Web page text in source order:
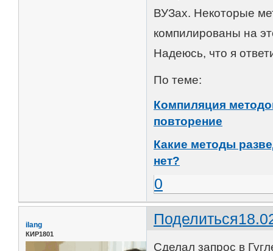
ВУЗах. Некоторые
компилированы на
Надеюсь, что я
По теме:
Компиляция
повторение
Какие методы
нет?
0
Поделиться
ilang
КИР1801
Сделал запрос в